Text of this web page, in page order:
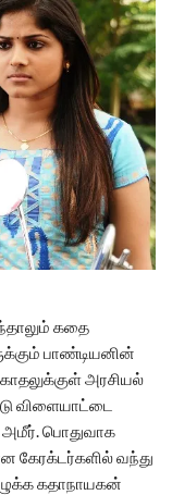
கதை
பாண்டியனின்
அரசியல்
விளையாட்டை
அமீர். பொதுவாக
கேரக்டர்களில் வந்து
கதாநாயகன்